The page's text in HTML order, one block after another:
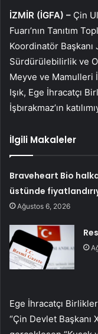
İZMİR (İGFA) – Çin
Fuarı’nın Tanıtım
Koordinatör
Sürdürülebilirlik ve
Meyve ve Mamulleri
Işık, Ege İhracatçı
İşbırakmaz’ın
İlgili Makaleler
Braveheart Bio
üstünde
Ağustos 6, 2026
Ege İhracatçı
“Çin Devlet Başkanı